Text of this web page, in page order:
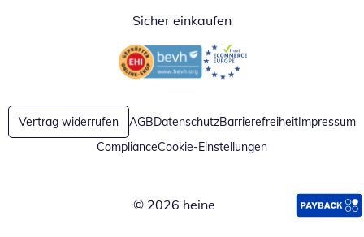
Sicher einkaufen
Öffnet in neuem FensterÖffnet in neuem Fenster
Vertrag widerrufen AGBDatenschutzBarrierefreiheitImpressum
ComplianceCookie-Einstellungen
© 2026 heine